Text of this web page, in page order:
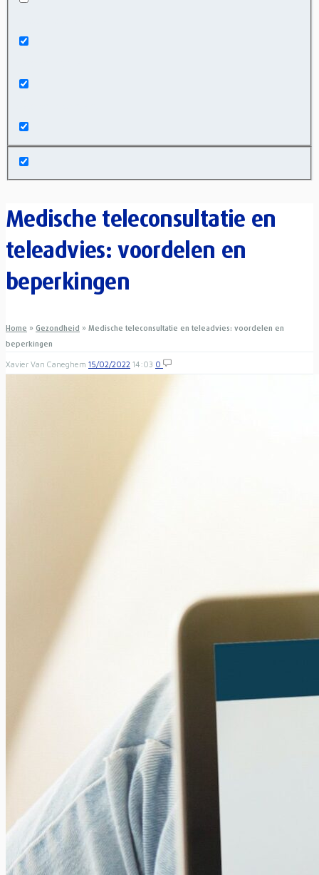
Medische teleconsultatie en
teleadvies: voordelen en
beperkingen
Home » Gezondheid » Medische teleconsultatie en teleadvies: voordelen en
beperkingen
Xavier Van Caneghem 15/02/2022 14:03 0